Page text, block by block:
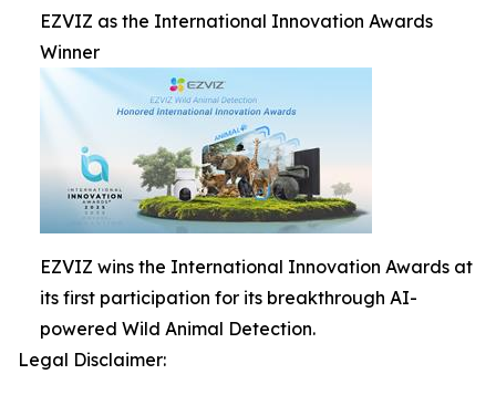
EZVIZ as the International Innovation Awards
Winner
EZVIZ wins the International Innovation Awards at
its first participation for its breakthrough AI-
powered Wild Animal Detection.
Legal Disclaimer: